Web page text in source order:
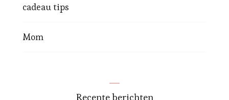
cadeau tips
Mom
Recente berichten